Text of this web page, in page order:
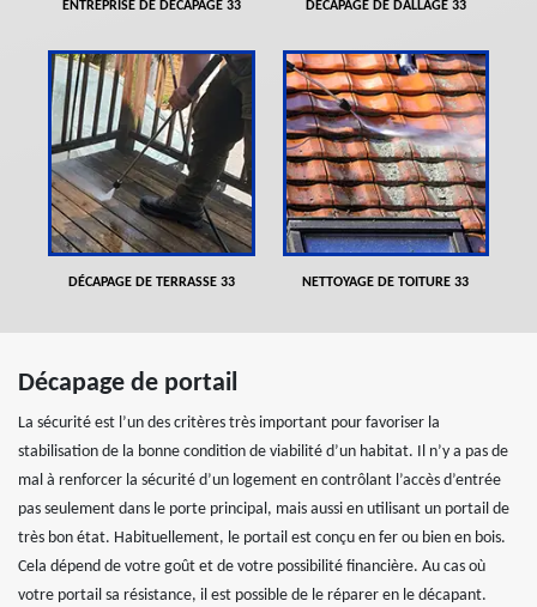
ENTREPRISE DE DÉCAPAGE 33 DÉCAPAGE DE DALLAGE 33
DÉCAPAGE DE TERRASSE 33 NETTOYAGE DE TOITURE 33
Décapage de portail
La sécurité est l’un des critères très important pour favoriser la
stabilisation de la bonne condition de viabilité d’un habitat. Il n’y a pas de
mal à renforcer la sécurité d’un logement en contrôlant l’accès d’entrée
pas seulement dans le porte principal, mais aussi en utilisant un portail de
très bon état. Habituellement, le portail est conçu en fer ou bien en bois.
Cela dépend de votre goût et de votre possibilité financière. Au cas où
votre portail sa résistance, il est possible de le réparer en le décapant.